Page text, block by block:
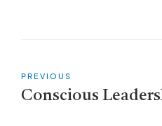
PREVIOUS
Conscious